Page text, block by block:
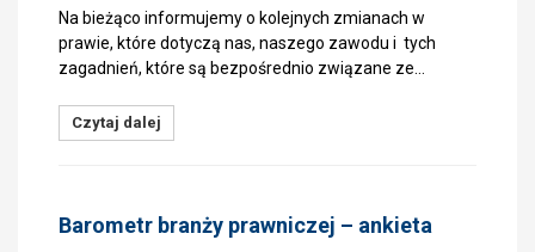
Na bieżąco informujemy o kolejnych zmianach w
prawie, które dotyczą nas, naszego zawodu i tych
zagadnień, które są bezpośrednio związane ze…
Czytaj dalej
Barometr branży prawniczej – ankieta